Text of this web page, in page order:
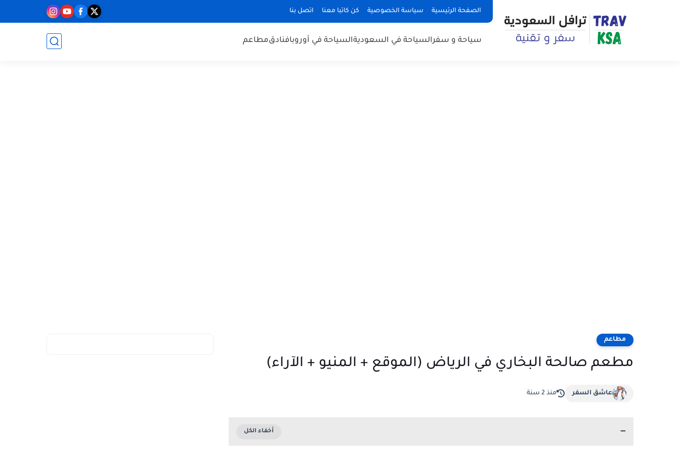
الصفحة الرئيسية سياسة الخصوصية كن كاتبا معنا اتصل بنا
سياحة و سفرالسياحة في السعوديةالسياحة في أوروبافنادقمطاعم
مطاعم
مطعم صالحة البخاري في الرياض (الموقع + المنيو + الآراء)
عاشق السفر منذ 2 سنة